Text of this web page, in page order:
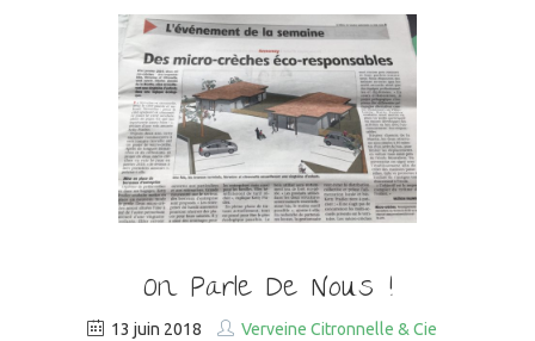
On Parle De Nous !
13 juin 2018 Verveine Citronnelle & Cie